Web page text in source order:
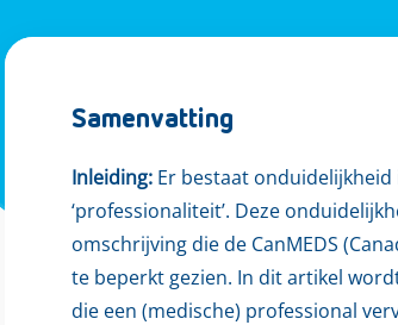
Samenvatting
Inleiding: Er bestaat
‘professionaliteit’. Deze
omschrijving die de CanMEDS
te beperkt gezien. In dit artikel
die een (medische) professional